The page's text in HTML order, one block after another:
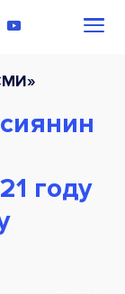
году